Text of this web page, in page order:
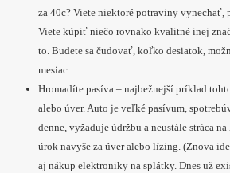
za 40c? Viete niektoré potraviny vynechať,
Viete kúpiť niečo rovnako kvalitné inej
to. Budete sa čudovať, koľko desiatok,
mesiac.
Hromadíte pasíva – najbežnejší príklad
alebo úver. Auto je veľké pasívum,
denne, vyžaduje údržbu a neustále stráca
úrok navyše za úver alebo lízing. (Znova
aj nákup elektroniky na splátky. Dnes už